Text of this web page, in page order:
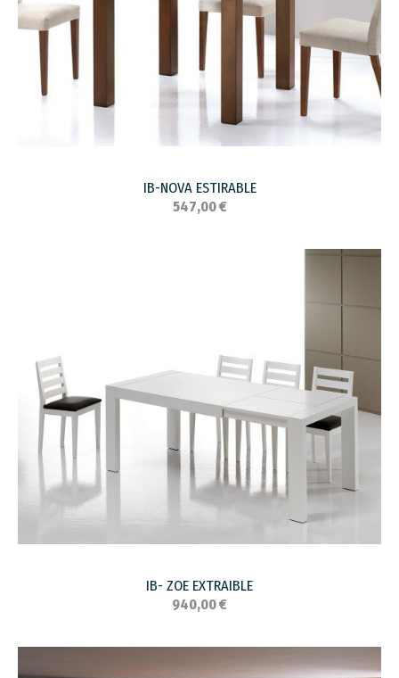
IB-NOVA ESTIRABLE
547,00 €
IB- ZOE EXTRAIBLE
940,00 €